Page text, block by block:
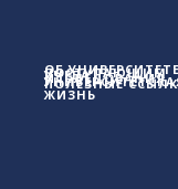
ОБ УНИВЕРСИТЕТЕ
ПОСТУПАЮЩИМ
УЧЕБА
ИССЛЕДОВАНИЯ
ЖИЗНЬ
ПОЛЕЗНЫЕ